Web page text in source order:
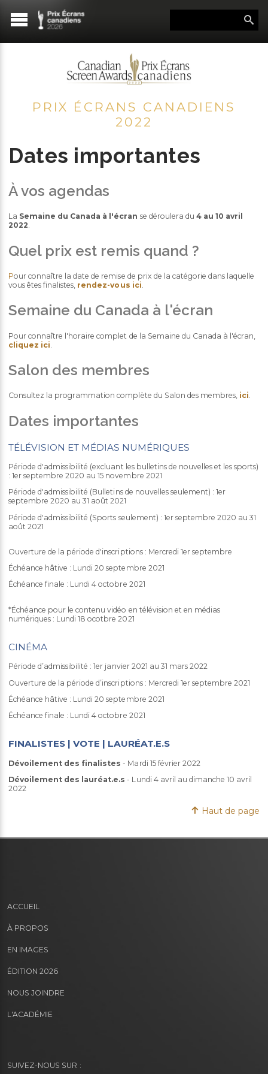
PRIX ÉCRANS CANADIENS
2022
Dates importantes
À vos agendas
La Semaine du Canada à l'écran se déroulera du 4 au 10 avril
2022.
Quel prix est remis quand ?
Pour connaître la date de remise de prix de la catégorie dans laquelle
vous êtes finalistes, rendez-vous ici
Semaine du Canada à l'écran
Pour connaître l'horaire complet de la Semaine du Canada à l'écran,
cliquez ici
Salon des membres
Consultez la programmation complète du Salon des membres, ici.
Dates importantes
TÉLÉVISION ET MÉDIAS NUMÉRIQUES
Période d'admissibilité (excluant les bulletins de nouvelles et les sports)
: 1er septembre 2020 au 15 novembre 2021
Période d'admissibilité (Bulletins de nouvelles seulement) : 1er
septembre 2020 au 31 août 2021
Période d'admissibilité (Sports seulement) : 1er septembre 2020 au 31
août 2021
Ouverture de la période d'inscriptions : Mercredi 1er septembre
Échéance hâtive : Lundi 20 septembre 2021
Échéance finale : Lundi 4 octobre 2021
*Échéance pour le contenu vidéo en télévision et en médias
numériques : Lundi 18 ocotbre 2021
CINÉMA
Période d’admissibilité : 1er janvier 2021 au 31 mars 2022
Ouverture de la période d’inscriptions : Mercredi 1er septembre 2021
Échéance hâtive : Lundi 20 septembre 2021
Échéance finale : Lundi 4 octobre 2021
FINALISTES | VOTE | LAURÉAT.E.S
Dévoilement des finalistes- Mardi 15 février 2022
Dévoilement des lauréat.e.s - Lundi 4 avril au dimanche 10 avril
2022
Haut de page
ACCUEIL
À PROPOS
EN IMAGES
ÉDITION 2026
NOUS JOINDRE
L'ACADÉMIE
SUIVEZ-NOUS SUR :